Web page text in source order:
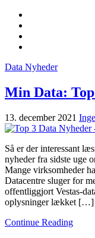
Data Nyheder
Min Data:
13. december 2021
Så er der interessant
nyheder fra sidste uge
Mange virksomheder
Datacentre sluger for
offentliggjort Vestas-
oplysninger lækket […]
Continue Reading